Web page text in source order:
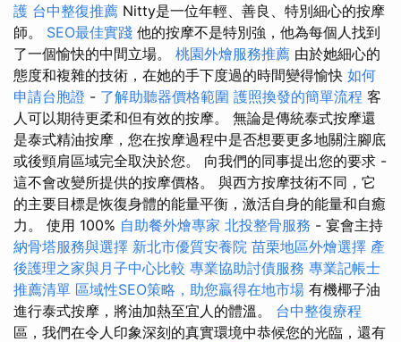
護 台中整復推薦 Nitty是一位年輕、善良、特別細心的按摩
師。 SEO最佳實踐 他的按摩不是特別強，他為每個人找到
了一個愉快的中間立場。 桃園外燴服務推薦 由於她細心的
態度和複雜的技術，在她的手下度過的時間變得愉快 如何
申請台胞證 - 了解助聽器價格範圍 護照換發的簡單流程 客
人可以期待更柔和但有效的按摩。 無論是傳統泰式按摩還
是泰式精油按摩，您在按摩過程中是否想要更多地關注腳底
或後頸肩區域完全取決於您。 向我們的同事提出您的要求 -
這不會改變所提供的按摩價格。 與西方按摩技術不同，它
的主要目標是恢復身體的能量平衡，激活自身的能量和自癒
力。 使用 100% 自助餐外燴專家 北投整骨服務 - 宴會主持
納骨塔服務與選擇 新北市優質安養院 苗栗地區外燴選擇 產
後護理之家與月子中心比較 專業協助討債服務 專業記帳士
推薦清單 區域性SEO策略，助您贏得在地市場 有機椰子油
進行泰式按摩，將油加熱至宜人的體溫。 台中整復療程
區，我們在令人印象深刻的真實環境中恭候您的光臨，還有